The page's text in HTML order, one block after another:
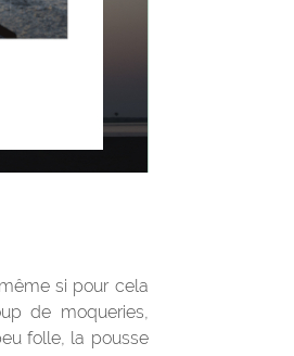
si pour cela
de moqueries,
folle, la pousse